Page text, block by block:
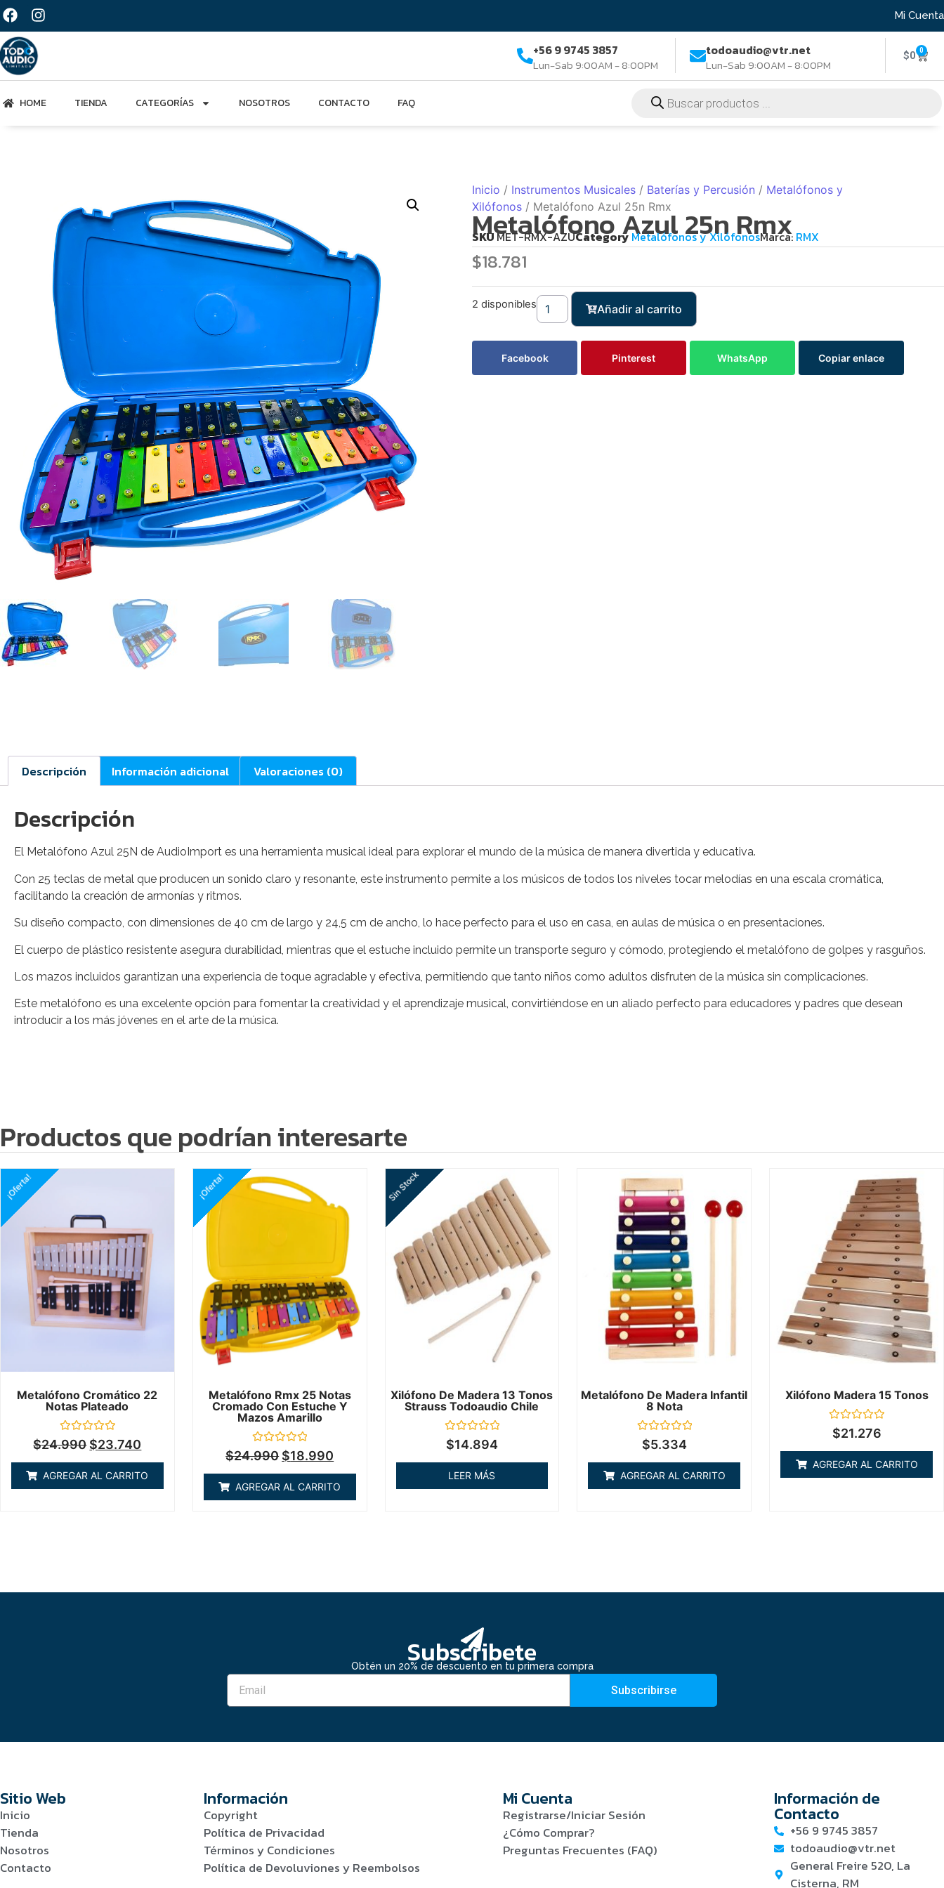
Mi Cuenta
+56 9 9745 3857
Lun-Sab 9:00AM - 8:00PM
todoaudio@vtr.net
Lun-Sab 9:00AM - 8:00PM
$0 0
HOME TIENDA CATEGORÍAS NOSOTROS CONTACTO FAQ
Inicio / Instrumentos Musicales / Baterías y Percusión / Metalófonos y
Xilófonos / Metalófono Azul 25n Rmx
Metalófono Azul 25n Rmx
SKUMET-RMX-AZUCategory Metalófonos y XilófonosMarca: RMX
$18.781
2 disponibles Añadir al carrito
Facebook Pinterest WhatsApp Copiar enlace
Descripción Información adicional Valoraciones (0)
Descripción
El Metalófono Azul 25N de AudioImport es una herramienta musical ideal para explorar el mundo de la música de manera divertida y educativa.
Con 25 teclas de metal que producen un sonido claro y resonante, este instrumento permite a los músicos de todos los niveles tocar melodías en una escala cromática,
facilitando la creación de armonías y ritmos.
Su diseño compacto, con dimensiones de 40 cm de largo y 24,5 cm de ancho, lo hace perfecto para el uso en casa, en aulas de música o en presentaciones.
El cuerpo de plástico resistente asegura durabilidad, mientras que el estuche incluido permite un transporte seguro y cómodo, protegiendo el metalófono de golpes y rasguños.
Los mazos incluidos garantizan una experiencia de toque agradable y efectiva, permitiendo que tanto niños como adultos disfruten de la música sin complicaciones.
Este metalófono es una excelente opción para fomentar la creatividad y el aprendizaje musical, convirtiéndose en un aliado perfecto para educadores y padres que desean
introducir a los más jóvenes en el arte de la música.
Productos que podrían interesarte
Metalófono Cromático 22
Notas Plateado
Valorado
en
de
5
¡Oferta!
$24.990 $23.740
AGREGAR AL CARRITO
Metalófono Rmx 25 Notas
Cromado Con Estuche Y
Mazos Amarillo
Valorado
en
de
5
¡Oferta!
$24.990 $18.990
AGREGAR AL CARRITO
Xilófono De Madera 13 Tonos
Strauss Todoaudio Chile
Valorado
en
de
5
Sin Stock
$14.894
LEER MÁS
Metalófono De Madera Infantil
8 Nota
Valorado
en
de
5
$5.334
AGREGAR AL CARRITO
Xilófono Madera 15 Tonos
Valorado
en
de
5
$21.276
AGREGAR AL CARRITO
Subscribete
Obtén un 20% de descuento en tu primera compra
Subscribirse
Sitio Web
Inicio
Tienda
Nosotros
Contacto
Información
Copyright
Política de Privacidad
Términos y Condiciones
Política de Devoluviones y Reembolsos
Mi Cuenta
Registrarse/Iniciar Sesión
¿Cómo Comprar?
Preguntas Frecuentes (FAQ)
Información de
Contacto
+56 9 9745 3857
todoaudio@vtr.net
General Freire 520, La
Cisterna, RM